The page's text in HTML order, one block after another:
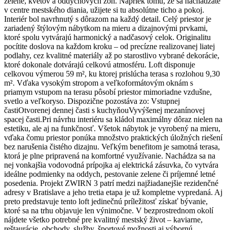
v centre mestského diania, užijete si tu absolútne ticho a pokoj.
Interiér bol navrhnutý s dôrazom na každý detail. Celý priestor je
zariadený štýlovým nábytkom na mieru a dizajnovými prvkami,
ktoré spolu vytvárajú harmonický a nadčasový celok. Originalitu
pocítite doslova na každom kroku – od precízne realizovanej liatej
podlahy, cez kvalitné materiály až po starostlivo vybrané dekorácie,
ktoré dokonale dotvárajú celkovú atmosféru. Loft disponuje
celkovou výmerou 59 m², ku ktorej prislúcha terasa s rozlohou 9,30
m². Vďaka vysokým stropom a veľkoformátovým oknám s
priamym vstupom na terasu pôsobí priestor mimoriadne vzdušne,
svetlo a veľkoryso. Dispozične pozostáva zo: Vstupnej
častiOtvorenej dennej časti s kuchyňouVyvýšenej mezanínovej
spacej časti.Pri návrhu interiéru sa kládol maximálny dôraz nielen na
estetiku, ale aj na funkčnosť. Všetok nábytok je vyrobený na mieru,
vďaka čomu priestor ponúka množstvo praktických úložných riešení
bez narušenia čistého dizajnu. Veľkým benefitom je samotná terasa,
ktorá je plne pripravená na komfortné využívanie. Nachádza sa na
nej vonkajšia vodovodná prípojka aj elektrická zásuvka, čo vytvára
ideálne podmienky na oddych, pestovanie zelene či príjemné letné
posedenia. Projekt ZWIRN 3 patrí medzi najžiadanejšie rezidenčné
adresy v Bratislave a jeho tretia etapa je už kompletne vypredaná. Aj
preto predstavuje tento loft jedinečnú príležitosť získať bývanie,
ktoré sa na trhu objavuje len výnimočne. V bezprostrednom okolí
nájdete všetko potrebné pre kvalitný mestský život – kaviarne,